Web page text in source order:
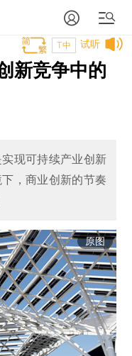
试听
T中
新竞争中的
现可持续产业创新
，商业创新的节奏
原图